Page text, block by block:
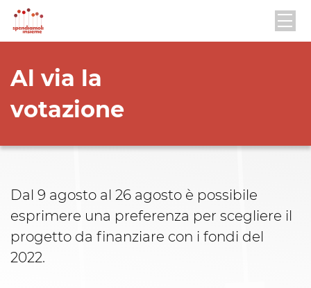
Al via la
votazione
Dal 9 agosto al 26 agosto è possibile
esprimere una preferenza per scegliere il
progetto da finanziare con i fondi del
2022.